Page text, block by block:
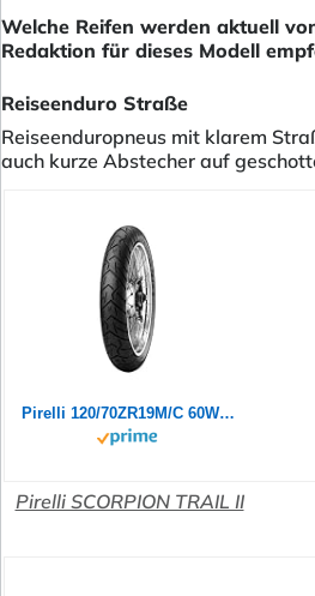
Welche Reifen werden aktuell
Redaktion für dieses Modell
Reiseenduro Straße
Reiseenduropneus mit klarem
auch kurze Abstecher auf
Pirelli 120/70ZR19M/C 60W TL, Scorpion Trail Ii, 120/70 ZR19 60W (2)
Pirelli SCORPION TRAIL II